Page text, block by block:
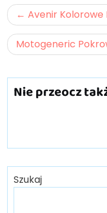
Nawigacja
wpisu
Avenir
Motogeneric
Nie przeocz
Szukaj